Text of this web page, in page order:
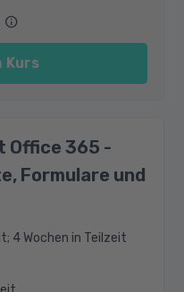
Kurs
Office 365 -
Formulare und
4 Wochen in Teilzeit